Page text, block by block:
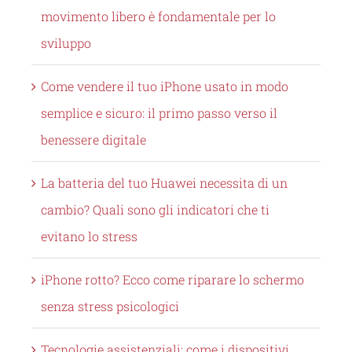
movimento libero è fondamentale per lo
sviluppo
Come vendere il tuo iPhone usato in modo
semplice e sicuro: il primo passo verso il
benessere digitale
La batteria del tuo Huawei necessita di un
cambio? Quali sono gli indicatori che ti
evitano lo stress
iPhone rotto? Ecco come riparare lo schermo
senza stress psicologici